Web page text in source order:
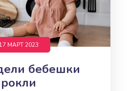
17 МАРТ 2023
бебешки
рокли